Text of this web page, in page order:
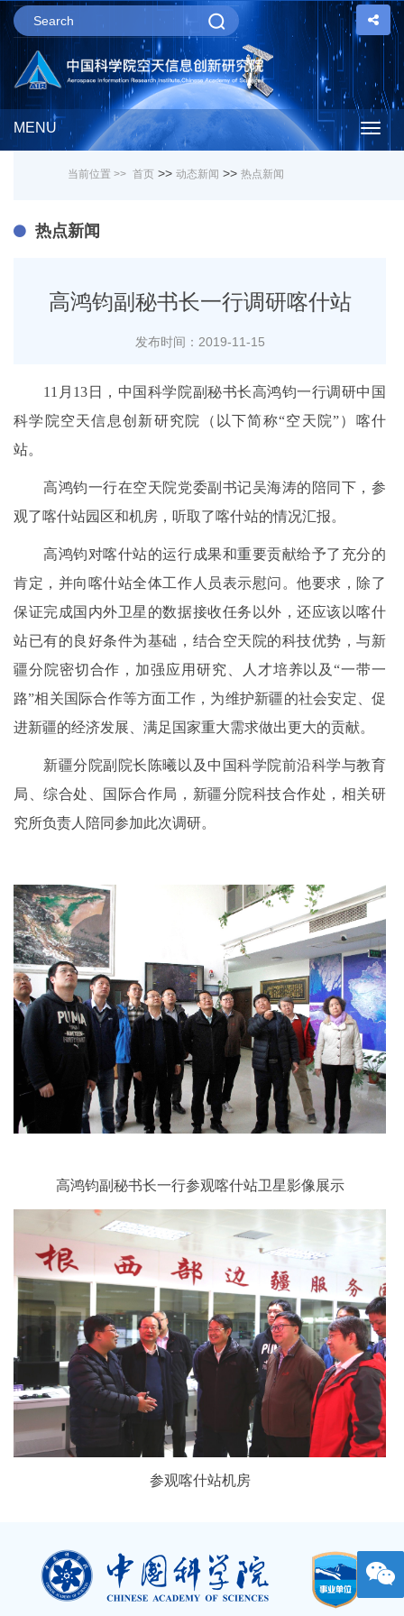
MENU
当前位置 >> 首页 >> 动态新闻 >> 热点新闻
热点新闻
高鸿钧副秘书长一行调研喀什站
发布时间：2019-11-15
11月13日，中国科学院副秘书长高鸿钧一行调研中国
科学院空天信息创新研究院（以下简称“空天院”）喀什
站。
高鸿钧一行在空天院党委副书记吴海涛的陪同下，参
观了喀什站园区和机房，听取了喀什站的情况汇报。
高鸿钧对喀什站的运行成果和重要贡献给予了充分的
肯定，并向喀什站全体工作人员表示慰问。他要求，除了
保证完成国内外卫星的数据接收任务以外，还应该以喀什
站已有的良好条件为基础，结合空天院的科技优势，与新
疆分院密切合作，加强应用研究、人才培养以及“一带一
路”相关国际合作等方面工作，为维护新疆的社会安定、促
进新疆的经济发展、满足国家重大需求做出更大的贡献。
新疆分院副院长陈曦以及中国科学院前沿科学与教育
局、综合处、国际合作局，新疆分院科技合作处，相关研
究所负责人陪同参加此次调研。
高鸿钧副秘书长一行参观喀什站卫星影像展示
参观喀什站机房